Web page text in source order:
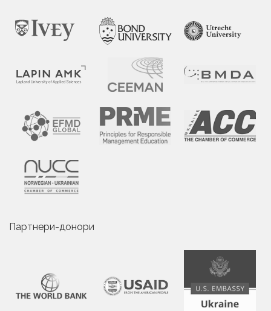
Партнери-донори